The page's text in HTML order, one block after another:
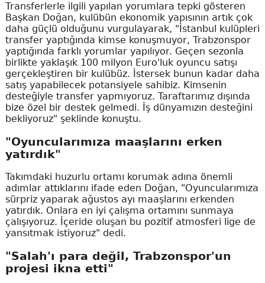
Transferlerle ilgili yapılan yorumlara tepki gösteren
Başkan Doğan, kulübün ekonomik yapısının artık çok
daha güçlü olduğunu vurgulayarak, "İstanbul kulüpleri
transfer yaptığında kimse konuşmuyor, Trabzonspor
yaptığında farklı yorumlar yapılıyor. Geçen sezonla
birlikte yaklaşık 100 milyon Euro'luk oyuncu satışı
gerçekleştiren bir kulübüz. İstersek bunun kadar daha
satış yapabilecek potansiyele sahibiz. Kimsenin
desteğiyle transfer yapmıyoruz. Taraftarımız dışında
bize özel bir destek gelmedi. İş dünyamızın desteğini
bekliyoruz" şeklinde konuştu.
"Oyuncularımıza maaşlarını erken
yatırdık"
Takımdaki huzurlu ortamı korumak adına önemli
adımlar attıklarını ifade eden Doğan, "Oyuncularımıza
sürpriz yaparak ağustos ayı maaşlarını erkenden
yatırdık. Onlara en iyi çalışma ortamını sunmaya
çalışıyoruz. İçeride oluşan bu pozitif atmosferi lige de
yansıtmak istiyoruz" dedi.
"Salah'ı para değil, Trabzonspor'un
projesi ikna etti"